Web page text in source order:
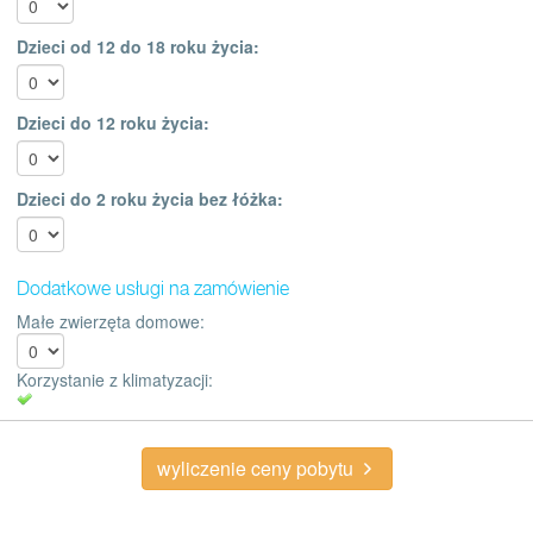
Dzieci od 12 do 18 roku życia:
Dzieci do 12 roku życia:
Dzieci do 2 roku życia bez łóżka:
Dodatkowe usługi na zamówienie
Małe zwierzęta domowe:
Korzystanie z klimatyzacji:
wyliczenie ceny pobytu